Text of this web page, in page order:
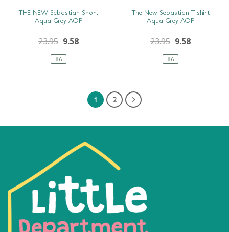
SNEL BEKIJKEN
86
THE NEW Sebastian Short
Aqua Grey AOP
23.95 9.58
SNEL BEKIJKEN
86
The New Sebastian T-shirt
Aqua Grey AOP
23.95 9.58
1 2